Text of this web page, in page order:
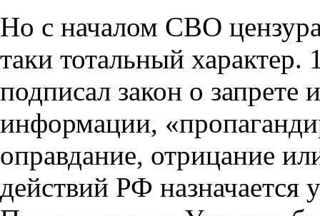
Но с началом СВО
таки тотальный характер.
подписал закон о запрете
информации,
оправдание, отрицание
действий РФ назначается